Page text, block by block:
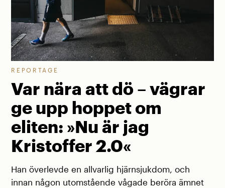
REPORTAGE
Var nära att dö – vägrar
ge upp hoppet om
eliten: »Nu är jag
Kristoffer 2.0«
Han överlevde en allvarlig hjärnsjukdom, och
innan någon utomstående vågade beröra ämnet